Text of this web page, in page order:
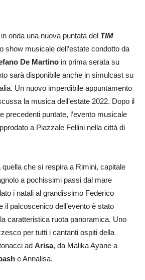
onda una nuova puntata del TIM
show musicale dell’estate condotto da
De Martino in prima serata su
sarà disponibile anche in simulcast su
Un nuovo imperdibile appuntamento
la musica dell’estate 2022. Dopo il
precedenti puntate, l’evento musicale
a Piazzale Fellini nella città di
quella che si respira a Rimini, capitale
a pochissimi passi dal mare
i natali al grandissimo Federico
il palcoscenico dell’evento è stato
caratteristica ruota panoramica. Uno
per tutti i cantanti ospiti della
ad Arisa, da Malika Ayane a
e Annalisa.